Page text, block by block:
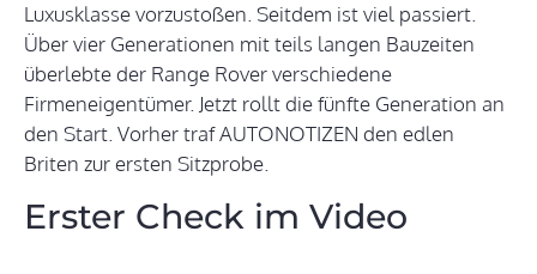
Luxusklasse vorzustoßen. Seitdem ist viel passiert.
Über vier Generationen mit teils langen Bauzeiten
überlebte der Range Rover verschiedene
Firmeneigentümer. Jetzt rollt die fünfte Generation an
den Start. Vorher traf AUTONOTIZEN den edlen
Briten zur ersten Sitzprobe.
Erster Check im Video